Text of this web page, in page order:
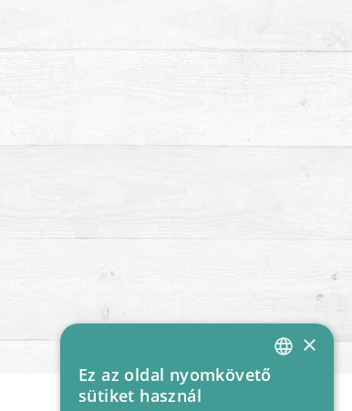
HUNGARIAN
×
Ez az oldal nyomkövető
sütiket használ